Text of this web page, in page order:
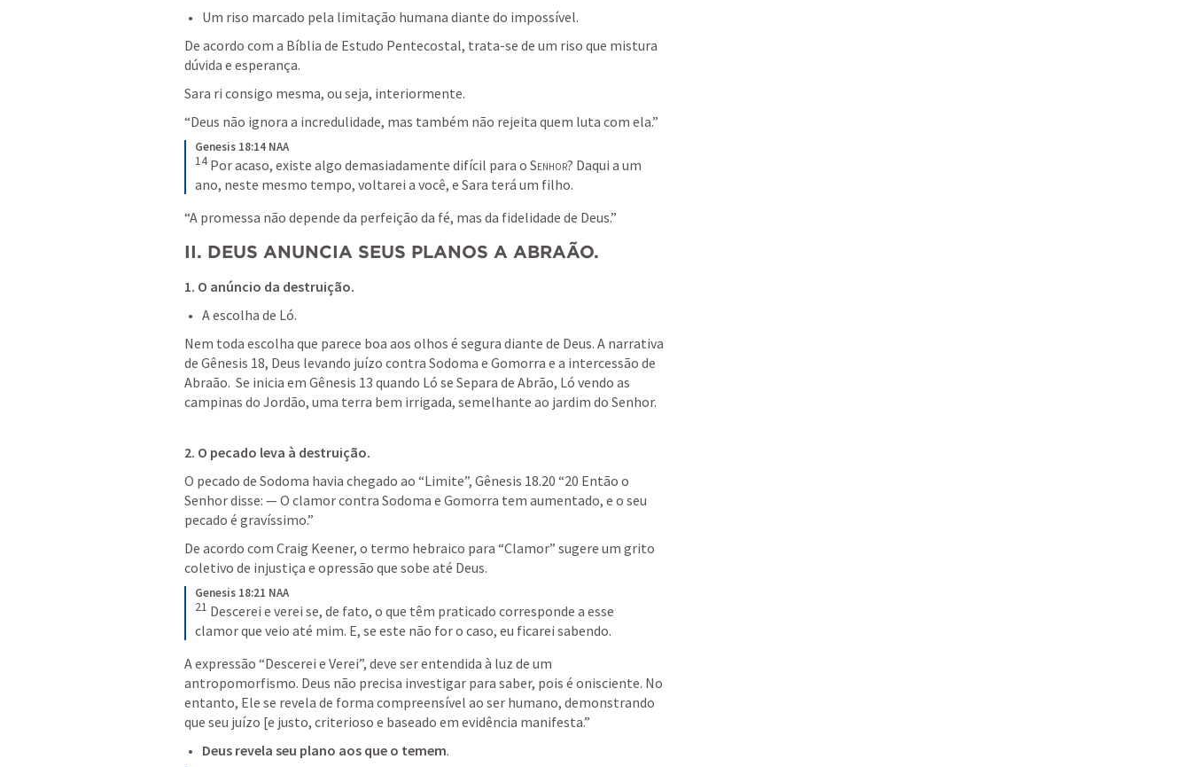
Um riso marcado pela limitação humana diante do impossível.
De acordo com a Bíblia de Estudo Pentecostal, trata-se de um riso que mistura
dúvida e esperança.
Sara ri consigo mesma, ou seja, interiormente.
“Deus não ignora a incredulidade, mas também não rejeita quem luta com ela.”
Genesis 18:14 NAA
14 Por acaso, existe algo demasiadamente difícil para o Senhor? Daqui a um
ano, neste mesmo tempo, voltarei a você, e Sara terá um filho.
“A promessa não depende da perfeição da fé, mas da fidelidade de Deus.”
II. DEUS ANUNCIA SEUS PLANOS A ABRAÃO.
1. O anúncio da destruição.
A escolha de Ló.
Nem toda escolha que parece boa aos olhos é segura diante de Deus. A narrativa
de Gênesis 18, Deus levando juízo contra Sodoma e Gomorra e a intercessão de
Abraão.  Se inicia em Gênesis 13 quando Ló se Separa de Abrão, Ló vendo as
campinas do Jordão, uma terra bem irrigada, semelhante ao jardim do Senhor.
2. O pecado leva à destruição.
O pecado de Sodoma havia chegado ao “Limite”, Gênesis 18.20 “20 Então o
Senhor disse: — O clamor contra Sodoma e Gomorra tem aumentado, e o seu
pecado é gravíssimo.”
De acordo com Craig Keener, o termo hebraico para “Clamor” sugere um grito
coletivo de injustiça e opressão que sobe até Deus.
Genesis 18:21 NAA
21 Descerei e verei se, de fato, o que têm praticado corresponde a esse
clamor que veio até mim. E, se este não for o caso, eu ficarei sabendo.
A expressão “Descerei e Verei”, deve ser entendida à luz de um
antropomorfismo. Deus não precisa investigar para saber, pois é onisciente. No
entanto, Ele se revela de forma compreensível ao ser humano, demonstrando
que seu juízo [e justo, criterioso e baseado em evidência manifesta.”
Deus revela seu plano aos que o temem.